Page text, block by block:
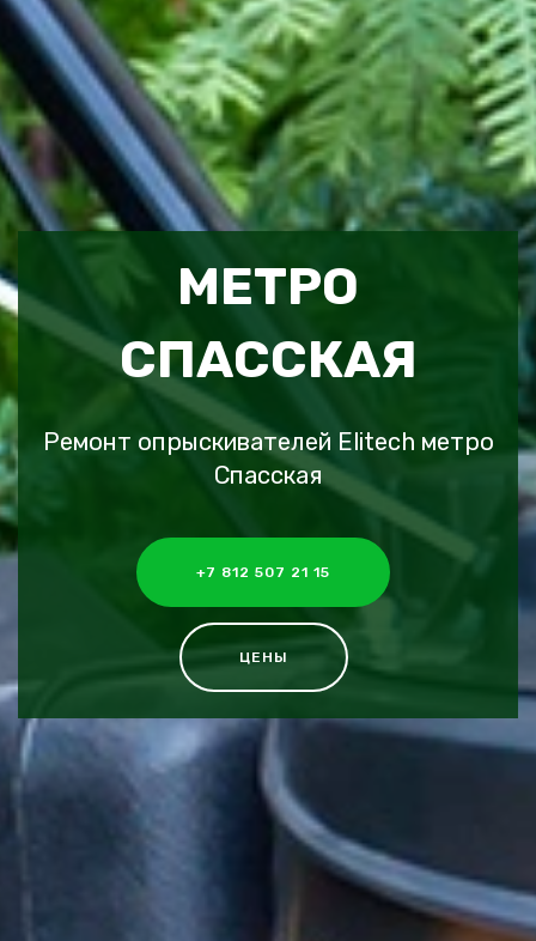
МЕТРО
СПАССКАЯ
Ремонт опрыскивателей Elitech метро
Спасская
+7 812 507 21 15
ЦЕНЫ